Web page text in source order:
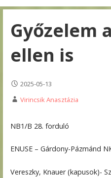
Győzelem
ellen is
2025-05-13
Virincsik Anasztázia
NB1/B 28. forduló
ENUSE – Gárdony-Pázmánd
Vereszky, Knauer (kapusok)-